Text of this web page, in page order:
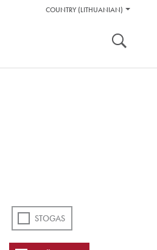
Pagalbos
COUNTRY (LITHUANIAN)
STOGAS